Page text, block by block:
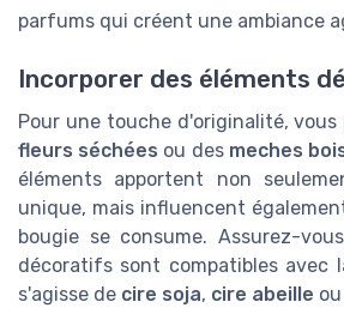
parfums qui créent une ambiance
Incorporer des éléments
Pour une touche d'originalité,
fleurs séchées ou des meches
éléments apportent non
unique, mais influencent
bougie se consume. Assurez-
décoratifs sont compatibles avec
s'agisse de cire soja, cire abeille ou